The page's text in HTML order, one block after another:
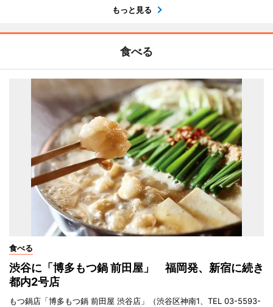
もっと見る
食べる
食べる
渋谷に「博多もつ鍋 前田屋」 福岡発、新宿に続き
都内2号店
もつ鍋店「博多もつ鍋 前田屋 渋谷店」（渋谷区神南1、TEL 03-5593-